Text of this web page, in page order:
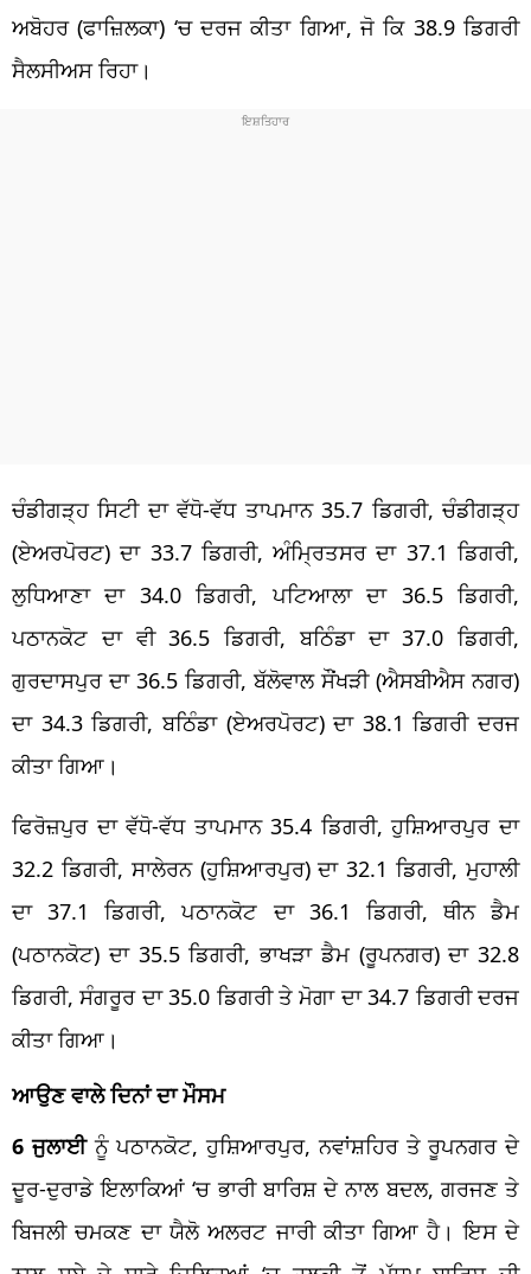
ਅਬੋਹਰ (ਫਾਜ਼ਿਲਕਾ) ‘ਚ ਦਰਜ ਕੀਤਾ ਗਿਆ, ਜੋ ਕਿ 38.9 ਡਿਗਰੀ
ਸੈਲਸੀਅਸ ਰਿਹਾ।
ਚੰਡੀਗੜ੍ਹ ਸਿਟੀ ਦਾ ਵੱਧੋ-ਵੱਧ ਤਾਪਮਾਨ 35.7 ਡਿਗਰੀ, ਚੰਡੀਗੜ੍ਹ
(ਏਅਰਪੋਰਟ) ਦਾ 33.7 ਡਿਗਰੀ, ਅੰਮ੍ਰਿਤਸਰ ਦਾ 37.1 ਡਿਗਰੀ,
ਲੁਧਿਆਣਾ ਦਾ 34.0 ਡਿਗਰੀ, ਪਟਿਆਲਾ ਦਾ 36.5 ਡਿਗਰੀ,
ਪਠਾਨਕੋਟ ਦਾ ਵੀ 36.5 ਡਿਗਰੀ, ਬਠਿੰਡਾ ਦਾ 37.0 ਡਿਗਰੀ,
ਗੁਰਦਾਸਪੁਰ ਦਾ 36.5 ਡਿਗਰੀ, ਬੱਲੋਵਾਲ ਸੌਂਖੜੀ (ਐਸਬੀਐਸ ਨਗਰ)
ਦਾ 34.3 ਡਿਗਰੀ, ਬਠਿੰਡਾ (ਏਅਰਪੋਰਟ) ਦਾ 38.1 ਡਿਗਰੀ ਦਰਜ
ਕੀਤਾ ਗਿਆ।
ਫਿਰੋਜ਼ਪੁਰ ਦਾ ਵੱਧੋ-ਵੱਧ ਤਾਪਮਾਨ 35.4 ਡਿਗਰੀ, ਹੁਸ਼ਿਆਰਪੁਰ ਦਾ
32.2 ਡਿਗਰੀ, ਸਾਲੇਰਨ (ਹੁਸ਼ਿਆਰਪੁਰ) ਦਾ 32.1 ਡਿਗਰੀ, ਮੁਹਾਲੀ
ਦਾ 37.1 ਡਿਗਰੀ, ਪਠਾਨਕੋਟ ਦਾ 36.1 ਡਿਗਰੀ, ਥੀਨ ਡੈਮ
(ਪਠਾਨਕੋਟ) ਦਾ 35.5 ਡਿਗਰੀ, ਭਾਖੜਾ ਡੈਮ (ਰੂਪਨਗਰ) ਦਾ 32.8
ਡਿਗਰੀ, ਸੰਗਰੂਰ ਦਾ 35.0 ਡਿਗਰੀ ਤੇ ਮੋਗਾ ਦਾ 34.7 ਡਿਗਰੀ ਦਰਜ
ਕੀਤਾ ਗਿਆ।
ਆਉਣ ਵਾਲੇ ਦਿਨਾਂ ਦਾ ਮੌਸਮ
6 ਜੁਲਾਈਨੂੰ ਪਠਾਨਕੋਟ, ਹੁਸ਼ਿਆਰਪੁਰ, ਨਵਾਂਸ਼ਹਿਰ ਤੇ ਰੂਪਨਗਰ ਦੇ
ਦੂਰ-ਦੁਰਾਡੇ ਇਲਾਕਿਆਂ ‘ਚ ਭਾਰੀ ਬਾਰਿਸ਼ ਦੇ ਨਾਲ ਬਦਲ, ਗਰਜਣ ਤੇ
ਬਿਜਲੀ ਚਮਕਣ ਦਾ ਯੈਲੋ ਅਲਰਟ ਜਾਰੀ ਕੀਤਾ ਗਿਆ ਹੈ। ਇਸ ਦੇ